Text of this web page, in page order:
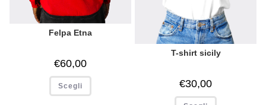
Felpa Etna
€60,00
Scegli
T-shirt sicily
€30,00